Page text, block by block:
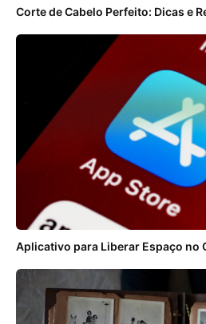
Corte de Cabelo Perfeito: Dicas e
Aplicativo para Liberar Espaço no